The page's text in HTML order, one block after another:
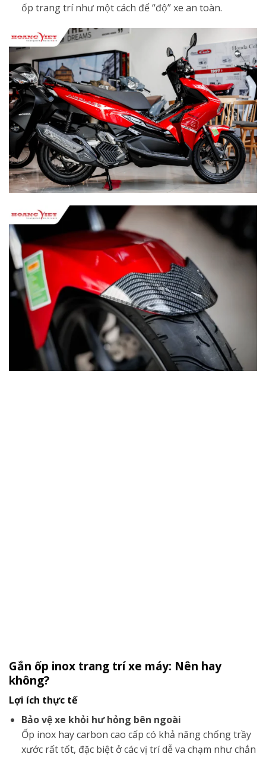
ốp trang trí như một cách để “độ” xe an toàn.
Gắn ốp inox trang trí xe máy: Nên hay
không?
Lợi ích thực tế
Bảo vệ xe khỏi hư hỏng bên ngoài
Ốp inox hay carbon cao cấp có khả năng chống trầy
xước rất tốt, đặc biệt ở các vị trí dễ va chạm như chắn